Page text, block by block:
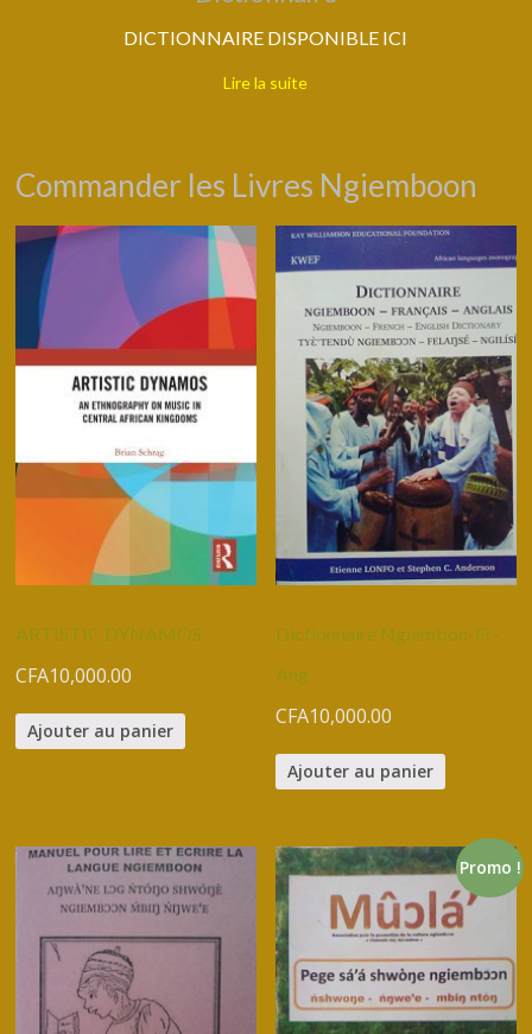
DICTIONNAIRE DISPONIBLE ICI
Lire la suite
Commander les Livres Ngiemboon
ARTISTIC DYNAMOS
CFA10,000.00
Ajouter au panier
Dictionnaire Ngiembon-Fr-
Ang
CFA10,000.00
Ajouter au panier
Promo !